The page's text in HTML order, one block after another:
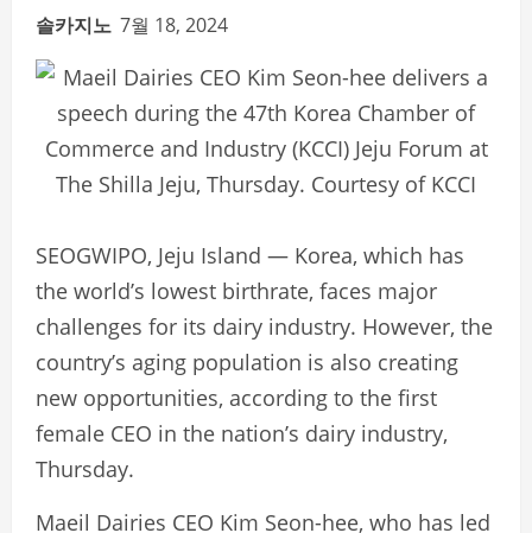
솔카지노 7월 18, 2024
SEOGWIPO, Jeju Island — Korea, which has
the world’s lowest birthrate, faces major
challenges for its dairy industry. However, the
country’s aging population is also creating
new opportunities, according to the first
female CEO in the nation’s dairy industry,
Thursday.
Maeil Dairies CEO Kim Seon-hee, who has led